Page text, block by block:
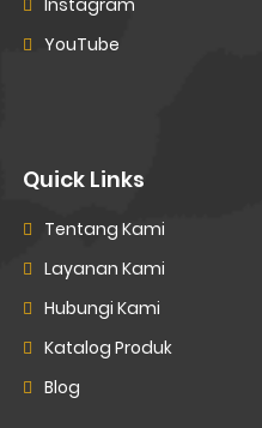
Instagram
YouTube
Quick Links
Tentang Kami
Layanan Kami
Hubungi Kami
Katalog Produk
Blog